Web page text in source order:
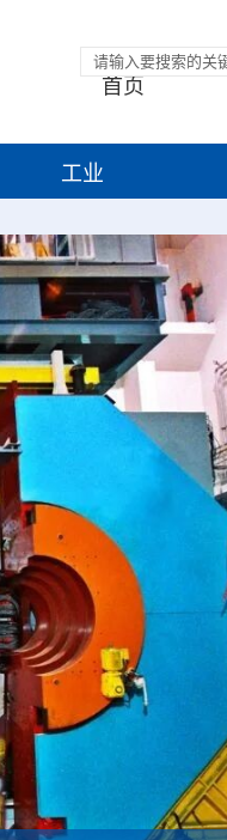
首页
工业